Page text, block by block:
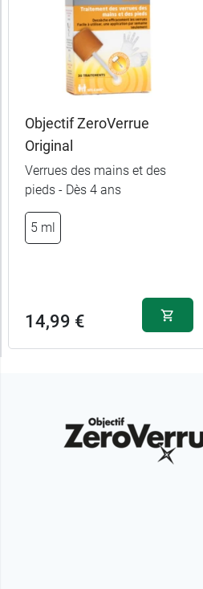
Par défaut
Classe
thérapeutique
Objectif ZeroVerrue
Original
Verrues des mains et des
pieds - Dès 4 ans
5 ml
14,99 €